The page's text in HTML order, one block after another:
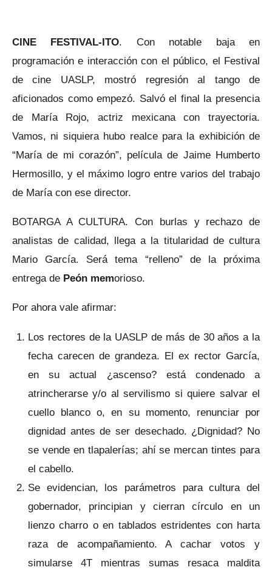
CINE FESTIVAL-ITO. Con notable baja en
programación e interacción con el público, el Festival
de cine UASLP, mostró regresión al tango de
aficionados como empezó. Salvó el final la presencia
de María Rojo, actriz mexicana con trayectoria.
Vamos, ni siquiera hubo realce para la exhibición de
“María de mi corazón”, película de Jaime Humberto
Hermosillo, y el máximo logro entre varios del trabajo
de María con ese director.
BOTARGA A CULTURA. Con burlas y rechazo de
analistas de calidad, llega a la titularidad de cultura
Mario García. Será tema “relleno” de la próxima
entrega de Peón memorioso.
Por ahora vale afirmar:
Los rectores de la UASLP de más de 30 años a la
fecha carecen de grandeza. El ex rector García,
en su actual ¿ascenso? está condenado a
atrincherarse y/o al servilismo si quiere salvar el
cuello blanco o, en su momento, renunciar por
dignidad antes de ser desechado. ¿Dignidad? No
se vende en tlapalerías; ahí se mercan tintes para
el cabello.
Se evidencian, los parámetros para cultura del
gobernador, principian y cierran círculo en un
lienzo charro o en tablados estridentes con harta
raza de acompañamiento. A cachar votos y
simularse 4T mientras sumas resaca maldita